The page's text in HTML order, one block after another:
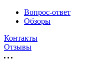
Вопрос-ответ
Обзоры
Контакты
Отзывы